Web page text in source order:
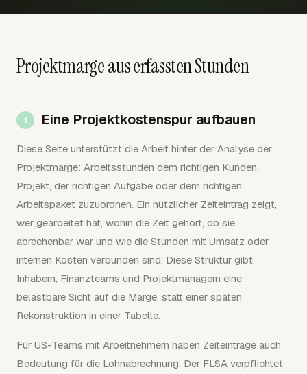
Projektmarge aus erfassten Stunden
Eine Projektkostenspur aufbauen
Diese Seite unterstützt die Arbeit hinter der Analyse der
Projektmarge: Arbeitsstunden dem richtigen Kunden,
Projekt, der richtigen Aufgabe oder dem richtigen
Arbeitspaket zuzuordnen. Ein nützlicher Zeiteintrag zeigt,
wer gearbeitet hat, wohin die Zeit gehört, ob sie
abrechenbar war und wie die Stunden mit Umsatz oder
internen Kosten verbunden sind. Diese Struktur gibt
Inhabern, Finanzteams und Projektmanagern eine
belastbare Sicht auf die Marge, statt einer späten
Rekonstruktion in einer Tabelle.
Für US-Teams mit Arbeitnehmern haben Zeiteinträge auch
Bedeutung für die Lohnabrechnung. Der FLSA verpflichtet